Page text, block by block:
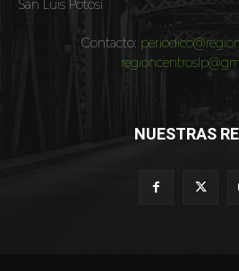
San Luis Potosí
Contacto:
NUESTRAS